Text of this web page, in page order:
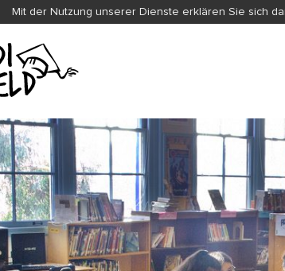
Mit der Nutzung unserer Dienste erklären Sie sich